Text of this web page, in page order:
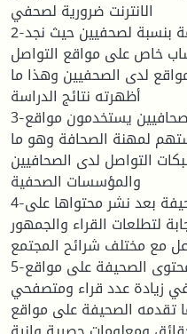
الانترنت ضرورية لصحفي
2-نستنتج ان مواقع التواصل مهمة بنسبة لصحفيين حيث نجد
خاص على مواقع التواصل
لدى الصحفيين وهذا ما
أظهرته نتائج الدراسة
3-أثبتت النتائج أن معظم الصحافيين يستخدمون مواقع
لمهنة الصحافة وهو ما
التواصل لدى الصحافيين
والمؤسسات الصحفية
4-الصحافيين يعتبروا مستقبل الصحيفة بعد نشر محتواها على
لتطلعات القراء والجمهور
مع مختلف شرائح المجتمع
5-أظهرت نتائج الدراسة أن نشر محتوى الصحيفة على مواقع
زيادة عدد قراء ومتصفحي
تقدمه الصحيفة على مواقع